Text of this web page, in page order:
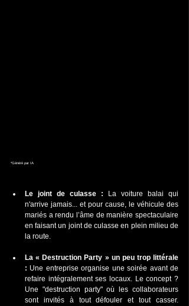
*Généré par IA
Le joint de culasse : La voiture balai qui
n'arrive jamais... et pour cause, le véhicule des
mariés a rendu l’âme de manière spectaculaire
en faisant un joint de culasse en plein milieu de
la route.
La « Destruction Party » un peu trop littérale
: Une entreprise organise une soirée avant de
refaire intégralement ses locaux. Le concept ?
Une "destruction party" où les collaborateurs
sont invités à tout défouler et tout casser.